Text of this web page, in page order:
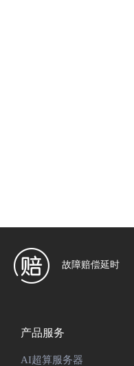
故障赔偿延时
产品服务
AI超算服务器